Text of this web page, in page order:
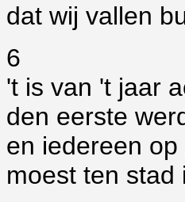
dat wij vallen
6
't is van 't jaar
den eerste
en iedereen op
moest ten stad